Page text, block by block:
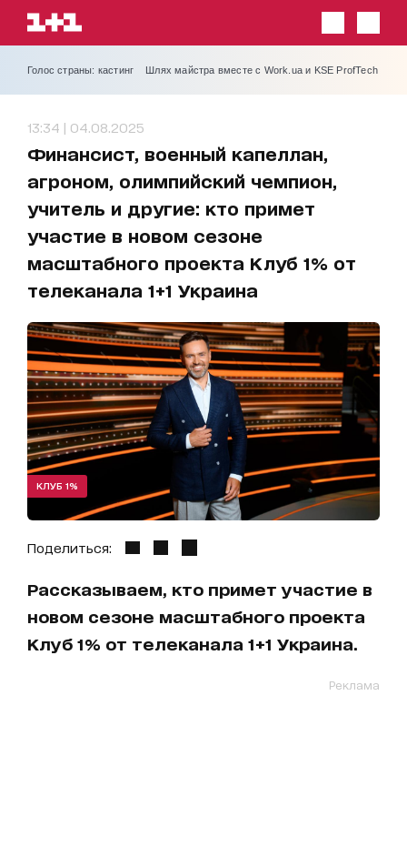
Голос страны: кастинг Шлях майстра вместе с Work.ua и KSE ProfTech
13:34 | 04.08.2025
Финансист, военный капеллан,
агроном, олимпийский чемпион,
учитель и другие: кто примет
участие в новом сезоне
масштабного проекта Клуб 1% от
телеканала 1+1 Украина
КЛУБ 1%
Поделиться:
Рассказываем, кто примет участие в
новом сезоне масштабного проекта
Клуб 1% от телеканала 1+1 Украина.
Реклама